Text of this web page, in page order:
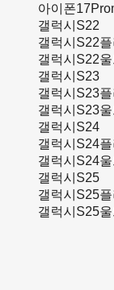
아이폰
갤럭시S22
갤럭시S22
갤럭시S22
갤럭시S23
갤럭시S23
갤럭시S23
갤럭시S24
갤럭시S24
갤럭시S24
갤럭시S25
갤럭시S25
갤럭시S25